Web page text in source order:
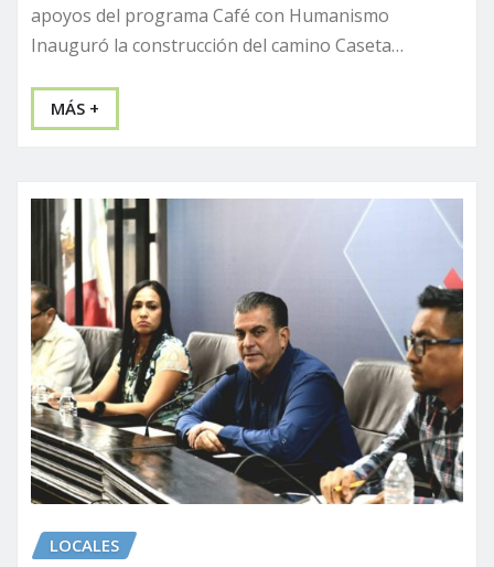
apoyos del programa Café con Humanismo
Inauguró la construcción del camino Caseta…
MÁS +
LOCALES